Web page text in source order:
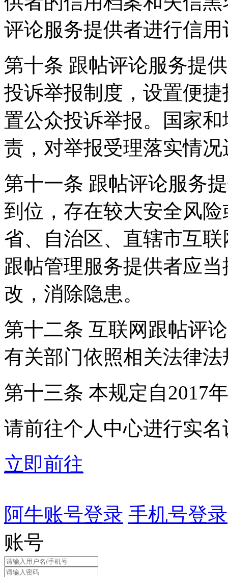
评论服务提供者进行信用
第十条 跟帖评论服务提
投诉举报制度，设置便
置公众投诉举报。国家
责，对举报受理落实情
第十一条 跟帖评论服务
到位，存在较大安全风
省、自治区、直辖市互
跟帖管理服务提供者应
改，消除隐患。
第十二条 互联网跟帖评
有关部门依照相关法律
第十三条 本规定自2017
请前往个人中心进行实名
立即前往
阿牛账号登录 手机号登录
账号